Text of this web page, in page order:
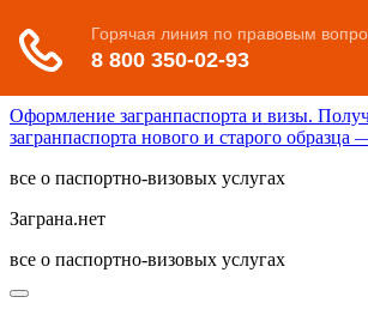
Оформление загранпаспорта и визы.
загранпаспорта нового и старого образца
все о паспортно-визовых услугах
Заграна.нет
все о паспортно-визовых услугах